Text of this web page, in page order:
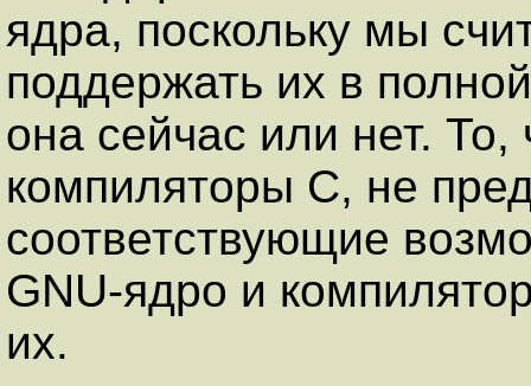
ядра, поскольку мы
поддержать их в
она сейчас или нет.
компиляторы C, не
соответствующие
GNU-ядро и
их.